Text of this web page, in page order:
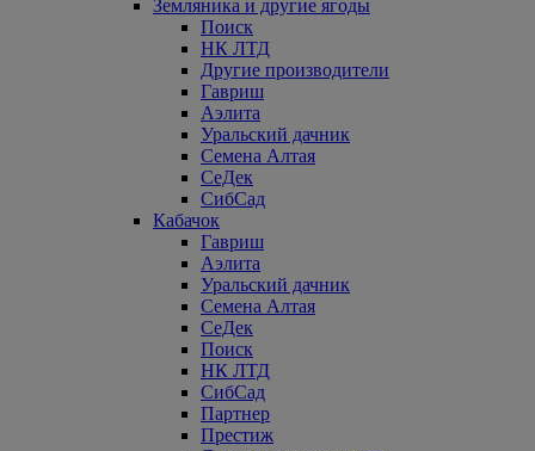
Земляника и другие ягоды
Поиск
НК ЛТД
Другие производители
Гавриш
Аэлита
Уральский дачник
Семена Алтая
СеДек
СибСад
Кабачок
Гавриш
Аэлита
Уральский дачник
Семена Алтая
СеДек
Поиск
НК ЛТД
СибСад
Партнер
Престиж